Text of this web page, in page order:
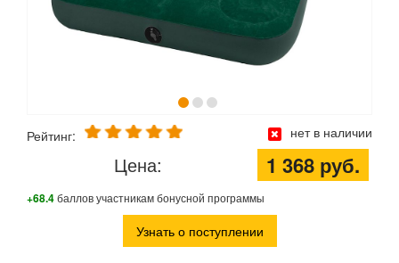
Рейтинг: нет в наличии
Цена: 1 368 руб.
+68.4баллов участникам бонусной программы
Узнать о поступлении